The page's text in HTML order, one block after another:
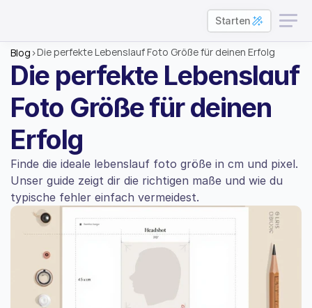
Starten
Blog >Die perfekte Lebenslauf Foto Größe für deinen Erfolg
Die perfekte Lebenslauf
Foto Größe für deinen
Erfolg
Finde die ideale lebenslauf foto größe in cm und pixel.
Unser guide zeigt dir die richtigen maße und wie du
typische fehler einfach vermeidest.